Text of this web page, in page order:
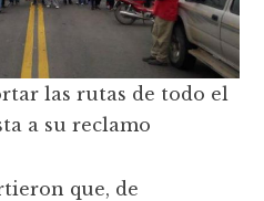
las rutas de todo el
a su reclamo
que, de